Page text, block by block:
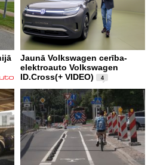
Jaunā Volkswagen cerība-
elektroauto Volkswagen
ID.Cross(+ VIDEO)
4